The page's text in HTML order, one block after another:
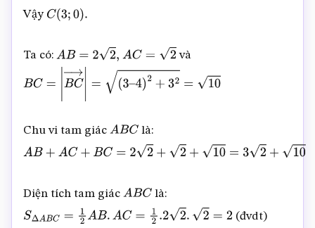
Vậy C(3;0 ).
Ta có: AB=22 , AC=2 và
BC=|B C→| (3– 4) 2+ 2= 10
Chu vi tam giác ABC là:
AB+ A C+B C =22+ 2+ 10=3 + 10
Diện tích tam giác ABC là:
SΔABC =1 2AB.AC=1 .22 .2 =2 (đvdt)